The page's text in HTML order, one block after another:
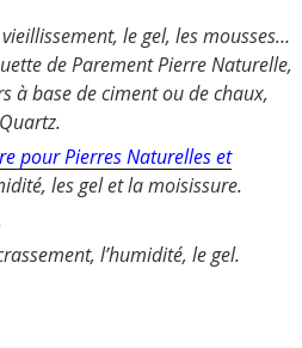
le gel, les mousses…
de Parement Pierre Naturelle,
à base de ciment ou de chaux,
pour Pierres Naturelles et
les gel et la moisissure.
l’humidité, le gel.